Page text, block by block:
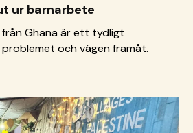
ur barnarbete
Ghana är ett tydligt
och vägen framåt.